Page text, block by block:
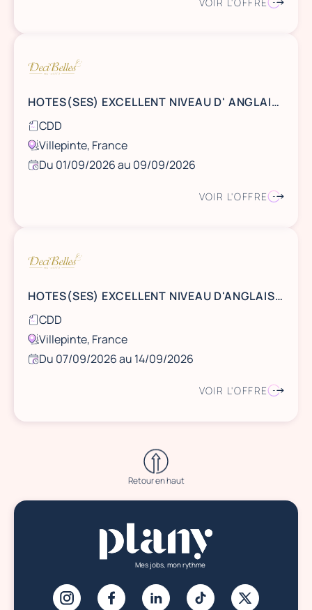
HOTES(SES) EXCELLENT NIVEAU D' ANGLAIS DU 1er AU 9 SEPTEMBRE A VILLEPINTE A PARTIR DE 6H DU MATIN
CDD
Villepinte, France
Du 01/09/2026 au 09/09/2026
VOIR L'OFFRE
HOTES(SES) EXCELLENT NIVEAU D'ANGLAIS SALON MAISON ET OBJET DU 7 AU 14 SEPTEMBRE A VILLEPINTE
CDD
Villepinte, France
Du 07/09/2026 au 14/09/2026
VOIR L'OFFRE
Retour en haut
Mes jobs, mon rythme